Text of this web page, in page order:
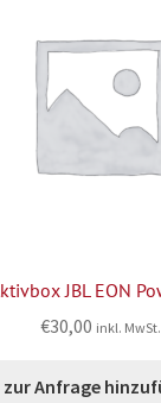
JBL EON
€30,00 inkl. MwSt.
zur Anfrage